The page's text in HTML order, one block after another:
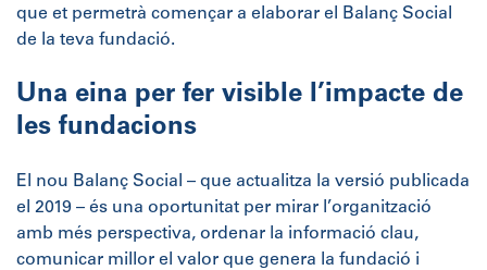
que et permetrà començar a elaborar el Balanç Social
de la teva fundació.
Una eina per fer visible l’impacte de
les fundacions
El nou Balanç Social – que actualitza la versió publicada
el 2019 – és una oportunitat per mirar l’organització
amb més perspectiva, ordenar la informació clau,
comunicar millor el valor que genera la fundació i